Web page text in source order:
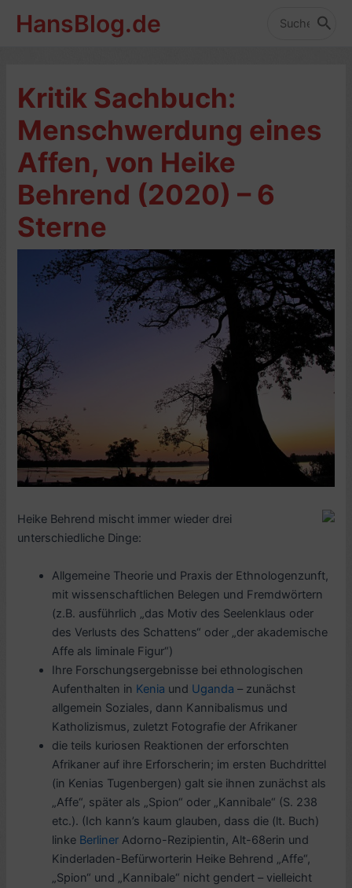
InhaltHansBlog.de
Search
Kritik Sachbuch:
Menschwerdung eines
Affen, von Heike
Behrend (2020) – 6
Sterne
Heike Behrend mischt immer wieder drei
unterschiedliche Dinge:
Allgemeine Theorie und Praxis der Ethnologenzunft,
mit wissenschaftlichen Belegen und Fremdwörtern
(z.B. ausführlich „das Motiv des Seelenklaus oder
des Verlusts des Schattens“ oder „der akademische
Affe als liminale Figur“)
Ihre Forschungsergebnisse bei ethnologischen
Aufenthalten in Kenia und Uganda – zunächst
allgemein Soziales, dann Kannibalismus und
Katholizismus, zuletzt Fotografie der Afrikaner
die teils kuriosen Reaktionen der erforschten
Afrikaner auf ihre Erforscherin; im ersten Buchdrittel
(in Kenias Tugenbergen) galt sie ihnen zunächst als
„Affe“, später als „Spion“ oder „Kannibale“ (S. 238
etc.). (Ich kann’s kaum glauben, dass die (lt. Buch)
linke Berliner Adorno-Rezipientin, Alt-68erin und
Kinderladen-Befürworterin Heike Behrend „Affe“,
„Spion“ und „Kannibale“ nicht gendert – vielleicht